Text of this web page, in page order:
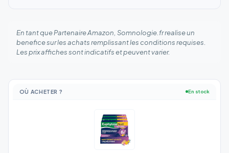
En tant que Partenaire Amazon, Somnologie.fr realise un
benefice sur les achats remplissant les conditions requises.
Les prix affiches sont indicatifs et peuvent varier.
OÙ ACHETER ? En stock